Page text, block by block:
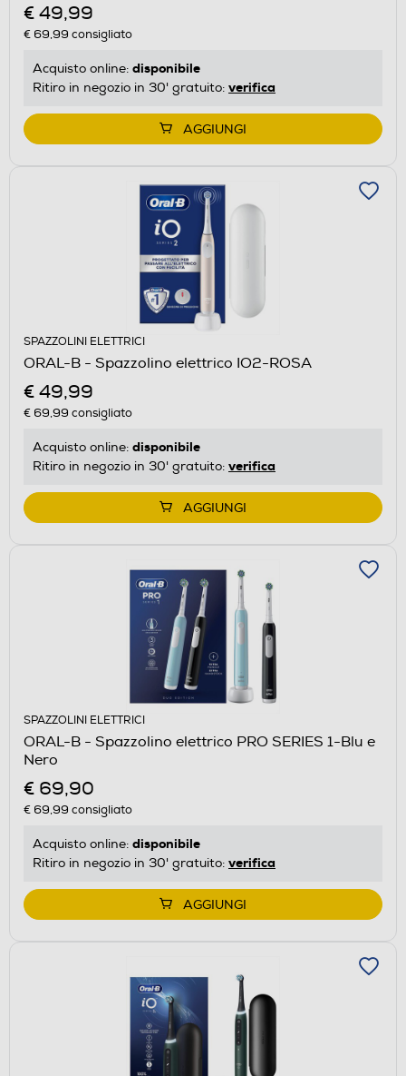
€ 49,99
€ 69,99 consigliato
Acquisto online: disponibile
Ritiro in negozio in 30' gratuito: verifica
AGGIUNGI
SPAZZOLINI ELETTRICI
ORAL-B - Spazzolino elettrico IO2-ROSA
€ 49,99
€ 69,99 consigliato
Acquisto online: disponibile
Ritiro in negozio in 30' gratuito: verifica
AGGIUNGI
SPAZZOLINI ELETTRICI
ORAL-B - Spazzolino elettrico PRO SERIES 1-Blu e
Nero
€ 69,90
€ 69,99 consigliato
Acquisto online: disponibile
Ritiro in negozio in 30' gratuito: verifica
AGGIUNGI